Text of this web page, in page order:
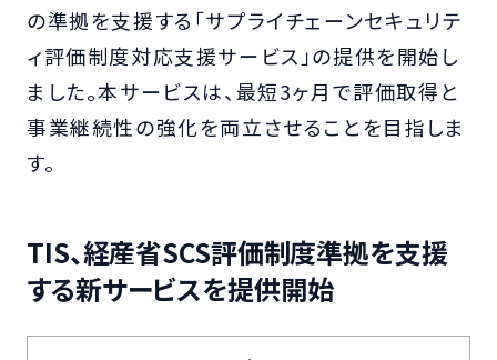
の準拠を支援する「サプライチェーンセキュリテ
ィ評価制度対応支援サービス」の提供を開始し
ました。本サービスは、最短3ヶ月で評価取得と
事業継続性の強化を両立させることを目指しま
す。
TIS、経産省SCS評価制度準拠を支援
する新サービスを提供開始